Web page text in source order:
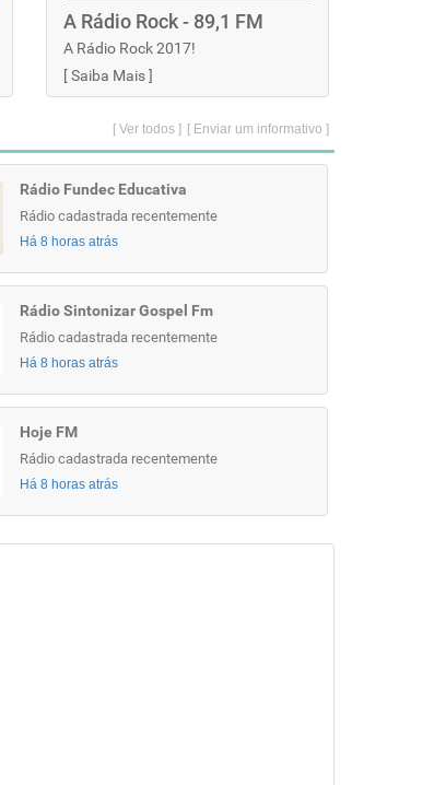
A Rádio Rock - 89,1 FM
A Rádio Rock 2017!
[Saiba Mais]
[ Enviar um informativo ]
[ Ver todos ]
Rádio Fundec Educativa
Rádio cadastrada recentemente
Há 8 horas atrás
Rádio Sintonizar Gospel Fm
Rádio cadastrada recentemente
Há 8 horas atrás
Hoje FM
Rádio cadastrada recentemente
Há 8 horas atrás